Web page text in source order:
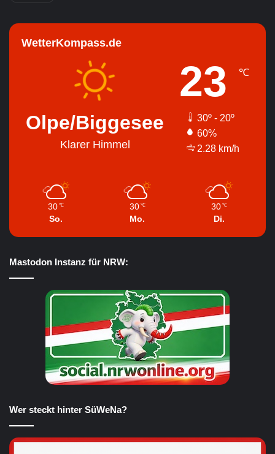
WetterKompass.de
Olpe/Biggesee
Klarer Himmel
23 ℃
30º - 20º
60%
2.28 km/h
30 ℃
So.
30 ℃
Mo.
30 ℃
Di.
Mastodon Instanz für NRW:
Wer steckt hinter SüWeNa?